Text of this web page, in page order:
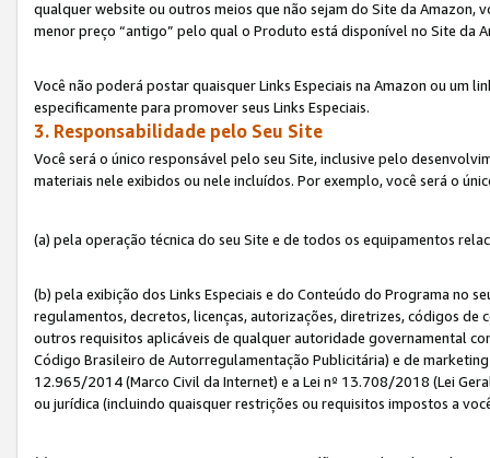
qualquer website ou outros meios que não sejam do Site da Amazon,
menor preço “antigo” pelo qual o Produto está disponível no Site da
Você não poderá postar quaisquer Links Especiais na Amazon ou um
especificamente para promover seus Links Especiais.
3. Responsabilidade pelo Seu Site
Você será o único responsável pelo seu Site, inclusive pelo
materiais nele exibidos ou nele incluídos. Por exemplo, você será o
(a) pela operação técnica do seu Site e de todos os equipamentos
(b) pela exibição dos Links Especiais e do Conteúdo do Programa no
regulamentos, decretos, licenças, autorizações, diretrizes, códigos
outros requisitos aplicáveis de qualquer autoridade governamental
Código Brasileiro de Autorregulamentação Publicitária) e de
12.965/2014 (Marco Civil da Internet) e a Lei nº 13.708/2018 (Lei
ou jurídica (incluindo quaisquer restrições ou requisitos impostos a